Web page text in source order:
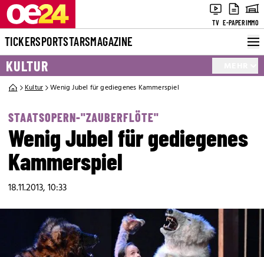
TV E-PAPERIMMO
TICKERSPORTSTARSMAGAZINE
KULTUR
Kultur Wenig Jubel für gediegenes Kammerspiel
STAATSOPERN-"ZAUBERFLÖTE"
Wenig Jubel für gediegenes
Kammerspiel
18.11.2013, 10:33